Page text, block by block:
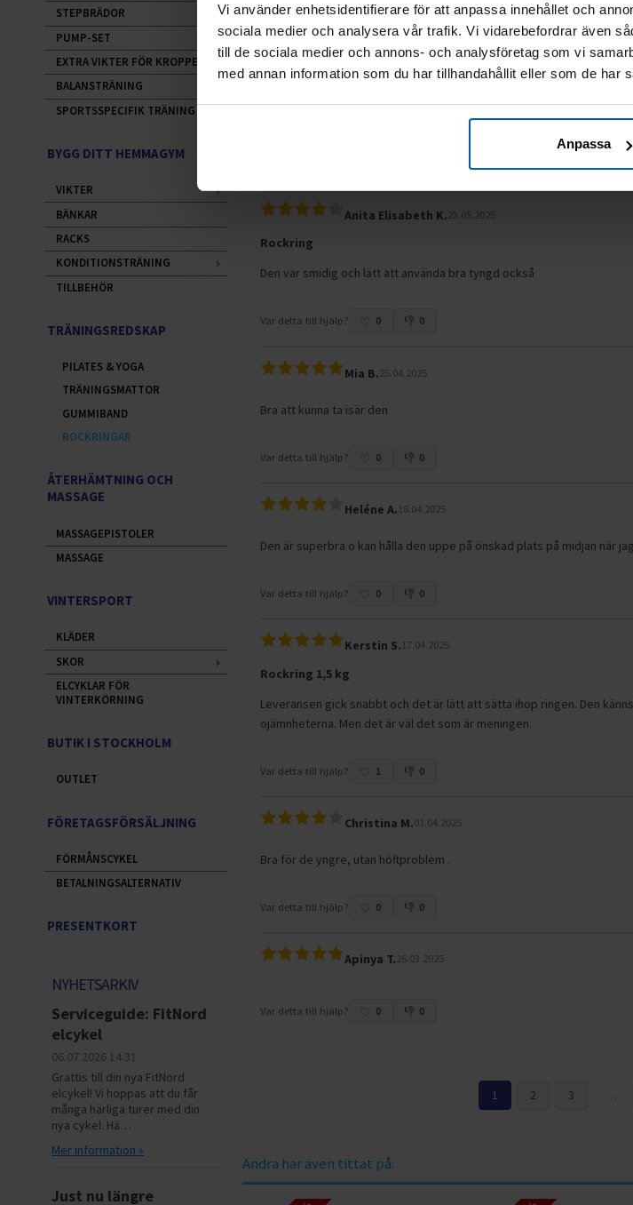
Vi använder enhetsidentifierare för att anpassa innehållet och
sociala medier och analysera vår trafik. Vi vidarebefordrar även
till de sociala medier och annons- och analysföretag som vi
med annan information som du har tillhandahållit eller som de har
Anpassa
Den var helt perfekt. Mycket nöjd
Var detta till hjälp? 0 0
Anita Elisabeth K. 23.05.2025
Rockring
Den var smidig och lätt att använda bra tyngd också
Var detta till hjälp? 0 0
Mia B.25.04.2025
Bra att kunna ta isär den
Var detta till hjälp? 0 0
Heléne A. 18.04.2025
Den är superbra o kan hålla den uppe på önskad plats på midjan när
Var detta till hjälp? 0 0
Kerstin S. 17.04.2025
Rockring 1,5 kg
Leveransen gick snabbt och det är lätt att sätta ihop ringen. Den
ojämnheterna. Men det är väl det som är meningen.
Var detta till hjälp? 1 0
Christina M.01.04.2025
Bra för de yngre, utan höftproblem .
Var detta till hjälp? 0 0
Apinya T.26.03.2025
Var detta till hjälp? 0 0
1 2 3
Andra har även tittat på:
STEPBRÄDOR
PUMP-SET
EXTRA VIKTER FÖR KROPPEN
BALANSTRÄNING
SPORTSSPECIFIK TRÄNING
BYGG DITT HEMMAGYM
VIKTER
BÄNKAR
RACKS
KONDITIONSTRÄNING
TILLBEHÖR
TRÄNINGSREDSKAP
PILATES & YOGA
TRÄNINGSMATTOR
GUMMIBAND
ROCKRINGAR
ÅTERHÄMTNING OCH
MASSAGE
MASSAGEPISTOLER
MASSAGE
VINTERSPORT
KLÄDER
SKOR
ELCYKLAR FÖR
VINTERKÖRNING
BUTIK I STOCKHOLM
OUTLET
FÖRETAGSFÖRSÄLJNING
FÖRMÅNSCYKEL
BETALNINGSALTERNATIV
PRESENTKORT
NYHETSARKIV
Serviceguide: FitNord
elcykel
06.07.2026 14.31
Grattis till din nya FitNord
elcykel! Vi hoppas att du får
många härliga turer med din
nya cykel. Hä…
Mer information »
Just nu längre